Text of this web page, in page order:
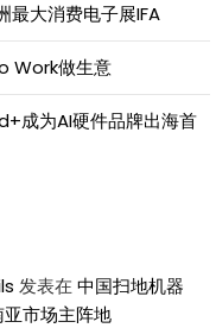
最大消费电子展IFA
Work做生意
成为AI硬件品牌出海首
发表在 中国扫地机器
市场主阵地